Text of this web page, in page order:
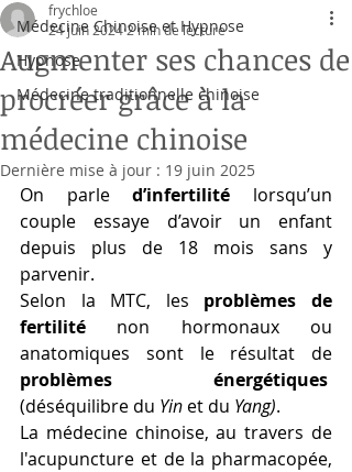
Médecine Chinoise et Hypnose
Hypnose
Médecine traditionnelle chinoise
Augmenter ses chances de
procréer grâce à la
médecine chinoise
frychloe
24 juin 2024 2 min de lecture
Dernière mise à jour : 19 juin 2025
On parle d’infertilité lorsqu’un
couple essaye d’avoir un enfant
depuis plus de 18 mois sans y
parvenir.
Selon la MTC, les problèmes de
fertilité non hormonaux ou
problèmes énergétiques
(déséquilibre du Yin et du Yang).
La médecine chinoise, au travers de
l'acupuncture et de la pharmacopée,